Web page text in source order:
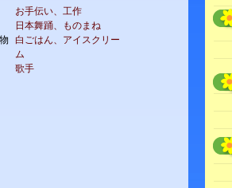
お手伝い、工作
日本舞踊、ものまね
白ごはん、アイスクリー
ム
歌手